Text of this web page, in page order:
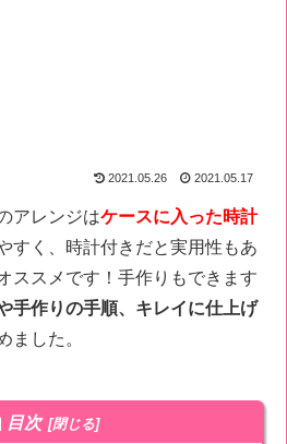
2021.05.26 2021.05.17
アレンジはケースに入った時計
すく、時計付きだと実用性もあ
ススメです！手作りもできます
手作りの手順、キレイに仕上げ
ました。
目次